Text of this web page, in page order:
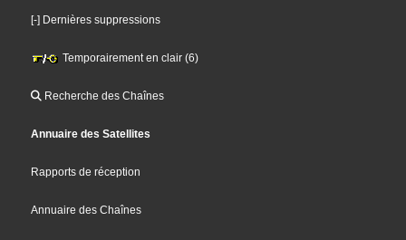
[-] Dernières suppressions
Temporairement en clair (6)
Recherche des Chaînes
Annuaire des Satellites
Rapports de réception
Annuaire des Chaînes